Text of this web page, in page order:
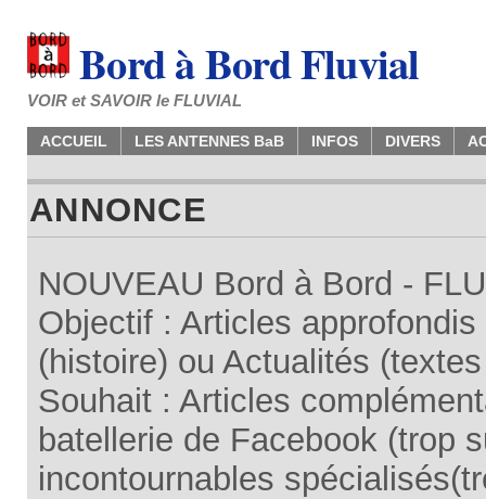
Bord à Bord Fluvial
VOIR et SAVOIR le FLUVIAL
ACCUEIL LES ANTENNES BaB INFOS DIVERS
ANNONCE
NOUVEAU Bord à Bord -
Objectif : Articles
(histoire) ou Actualités
Souhait : Articles
batellerie de Facebook (trop
incontournables